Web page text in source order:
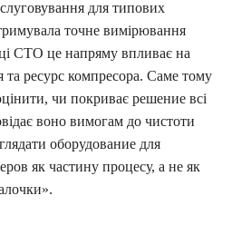
для типових
точне вимірювання
СТО це напряму впливає на
та ресурс компресора. Саме тому
чи покриває решение всі
воно вимогам до чистоти
оборудование для
як частину процесу, а не як